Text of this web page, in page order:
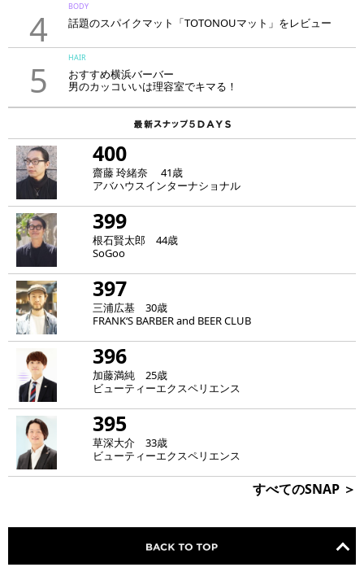
4
BODY
話題のスパイクマット「TOTONOUマット」をレビュー
5
HAIR
おすすめ横浜バーバー
男のカッコいいは理容室でキマる！
400
齋藤 玲緒奈 41歳
アバハウスインターナショナル
399
根石賢太郎 44歳
SoGoo
397
三浦広基 30歳
FRANK‘S BARBER and BEER CLUB
396
加藤満純 25歳
ビューティーエクスペリエンス
395
草深大介 33歳
ビューティーエクスペリエンス
すべてのSNAP ＞